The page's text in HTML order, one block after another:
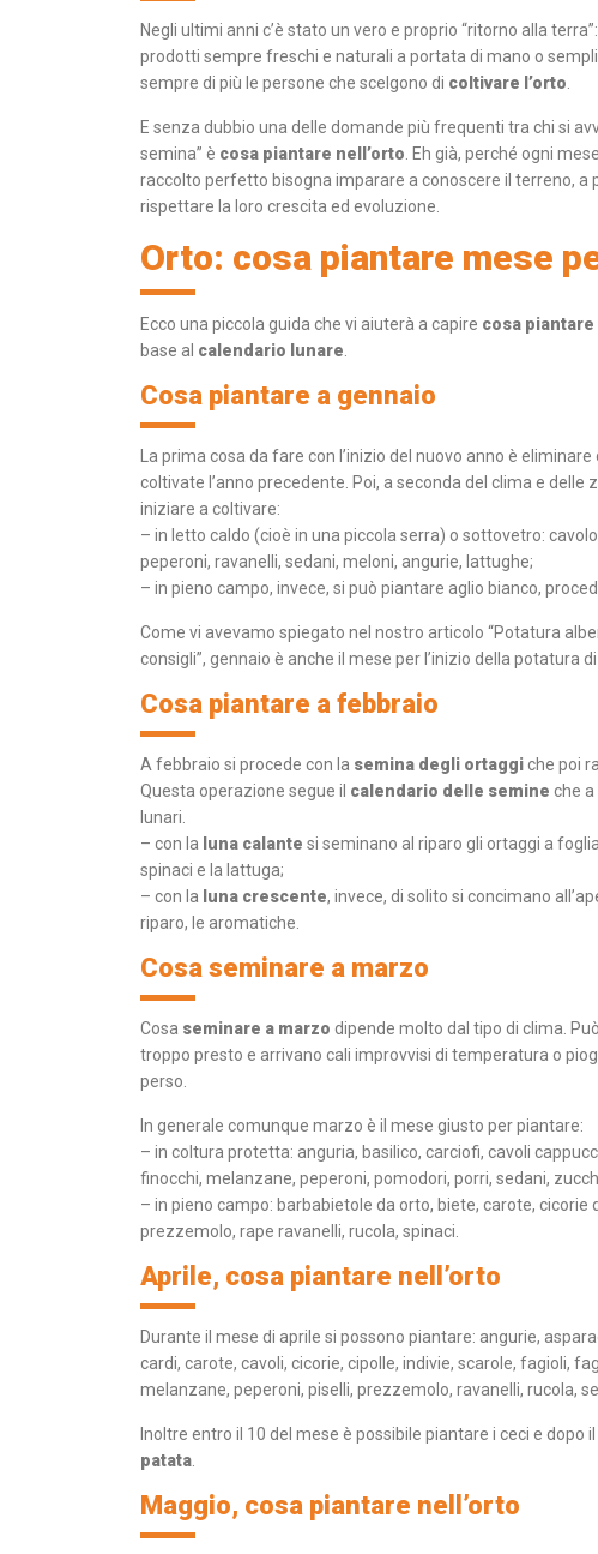
Negli ultimi anni c’è stato un vero e proprio “ritorno alla
prodotti sempre freschi e naturali a portata di mano o
sempre di più le persone che scelgono di coltivare l’orto.
E senza dubbio una delle domande più frequenti tra chi si
semina” è cosa piantare nell’orto. Eh già, perché ogni
raccolto perfetto bisogna imparare a conoscere il terreno, a
rispettare la loro crescita ed evoluzione.
Orto: cosa piantare mese
Ecco una piccola guida che vi aiuterà a capire cosa piantare
base al calendario lunare.
Cosa piantare a gennaio
La prima cosa da fare con l’inizio del nuovo anno è
coltivate l’anno precedente. Poi, a seconda del clima e delle
iniziare a coltivare:
– in letto caldo (cioè in una piccola serra) o sottovetro:
peperoni, ravanelli, sedani, meloni, angurie, lattughe;
– in pieno campo, invece, si può piantare aglio bianco,
Come vi avevamo spiegato nel nostro articolo “Potatura
consigli”, gennaio è anche il mese per l’inizio della potatura
Cosa piantare a febbraio
A febbraio si procede con la semina degli ortaggiche poi
Questa operazione segue il calendario delle semine che
lunari.
– con la luna calante si seminano al riparo gli ortaggi a
spinaci e la lattuga;
– con la luna crescente, invece, di solito si concimano
riparo, le aromatiche.
Cosa seminare a marzo
Cosa seminare a marzo dipende molto dal tipo di clima.
troppo presto e arrivano cali improvvisi di temperatura o
perso.
In generale comunque marzo è il mese giusto per piantare:
– in coltura protetta: anguria, basilico, carciofi, cavoli
finocchi, melanzane, peperoni, pomodori, porri, sedani,
– in pieno campo: barbabietole da orto, biete, carote, cicorie
prezzemolo, rape ravanelli, rucola, spinaci.
Aprile, cosa piantare nell’orto
Durante il mese di aprile si possono piantare: angurie,
cardi, carote, cavoli, cicorie, cipolle, indivie, scarole, fagioli,
melanzane, peperoni, piselli, prezzemolo, ravanelli, rucola,
Inoltre entro il 10 del mese è possibile piantare i ceci e dopo
patata.
Maggio, cosa piantare nell’orto